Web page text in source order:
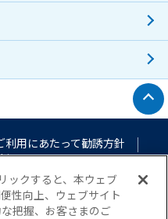
利用にあたって勧誘方針
シー
扱いについて）
ックすると、本ウェブ
性向上、ウェブサイト
把握、お客さまのご